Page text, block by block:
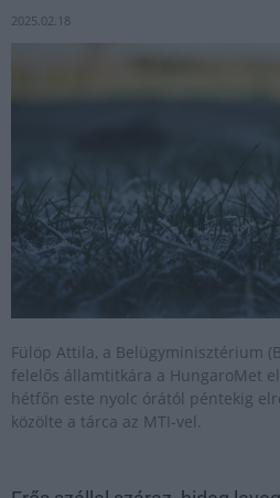
2025.02.18
Fülöp Attila, a Belügyminisztérium
felelős államtitkára a HungaroMet
hétfőn este nyolc órától péntekig
közölte a tárca az MTI-vel.